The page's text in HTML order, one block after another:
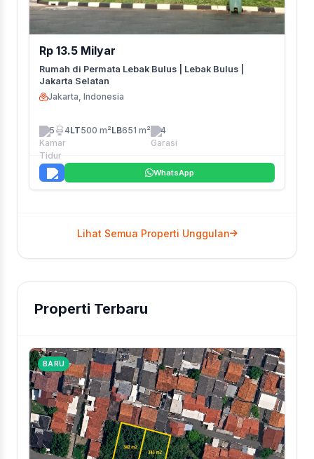
Rp 13.5 Milyar
Rumah di Permata Lebak Bulus | Lebak Bulus |
Jakarta Selatan
Jakarta, Indonesia
5 4LT500 m²LB651 m² 4
WhatsApp
Lihat Semua Properti Unggulan
Properti Terbaru
BARU